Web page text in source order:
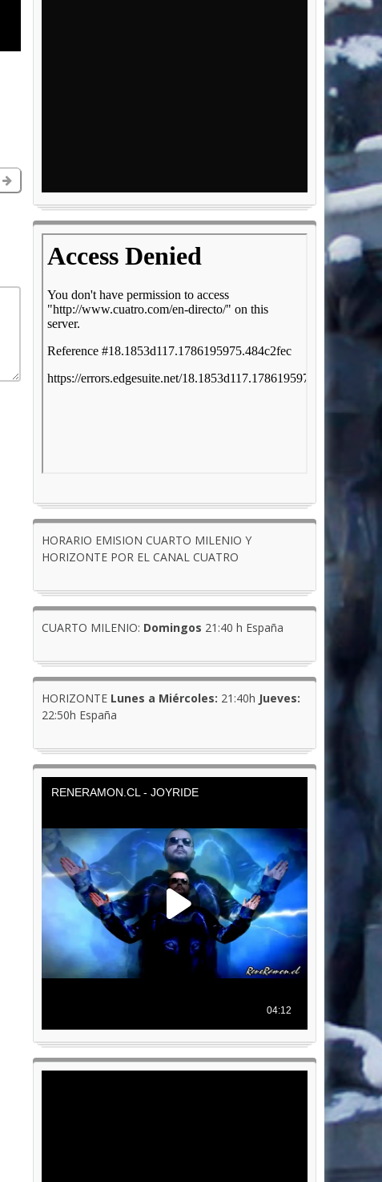
HORARIO EMISION CUARTO MILENIO Y
HORIZONTE POR EL CANAL CUATRO
CUARTO MILENIO: Domingos 21:40 h España
HORIZONTE Lunes a Miércoles: 21:40h Jueves:
22:50h España